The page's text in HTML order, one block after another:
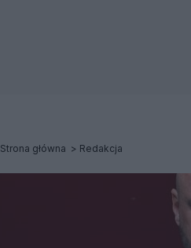
Strona główna Redakcja